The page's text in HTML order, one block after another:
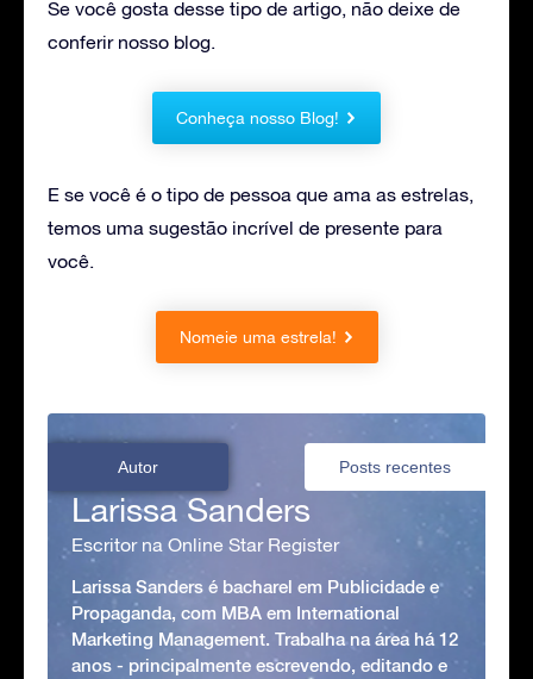
Se você gosta desse tipo de artigo, não deixe de
conferir nosso blog.
Conheça nosso Blog!
E se você é o tipo de pessoa que ama as estrelas,
temos uma sugestão incrível de presente para
você.
Nomeie uma estrela!
Autor Posts recentes
Larissa Sanders
Escritor na Online Star Register
Larissa Sanders é bacharel em Publicidade e
Propaganda, com MBA em International
Marketing Management. Trabalha na área há 12
anos - principalmente escrevendo, editando e